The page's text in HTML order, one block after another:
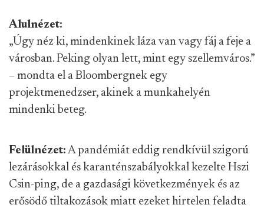
Alulnézet:
„Úgy néz ki, mindenkinek láza van vagy fáj a feje a
városban. Peking olyan lett, mint egy szellemváros.”
– mondta el a Bloombergnek egy
projektmenedzser, akinek a munkahelyén
mindenki beteg.
Felülnézet: A pandémiát eddig rendkívül szigorú
lezárásokkal és karanténszabályokkal kezelte Hszi
Csin-ping, de a gazdasági következmények és az
erősödő tiltakozások miatt ezeket hirtelen feladta